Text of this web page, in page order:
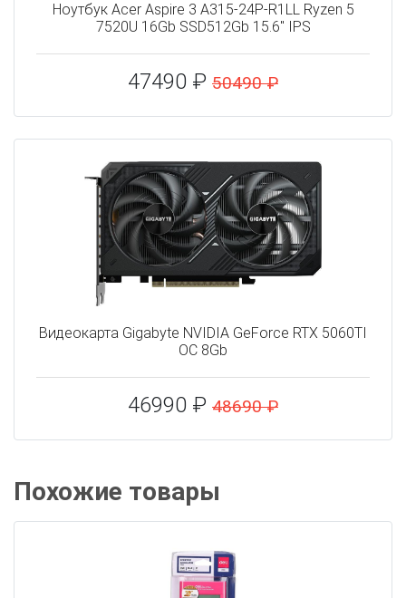
Ноутбук Acer Aspire 3 A315-24P-R1LL Ryzen 5
7520U 16Gb SSD512Gb 15.6" IPS
47490 ₽ 50490 ₽
Видеокарта Gigabyte NVIDIA GeForce RTX 5060TI
OC 8Gb
46990 ₽ 48690 ₽
Похожие товары